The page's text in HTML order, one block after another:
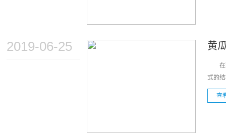
2019-06-25 黄
在现
式的
查